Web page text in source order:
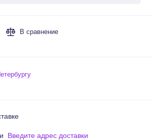
В сравнение
Введите адрес доставки